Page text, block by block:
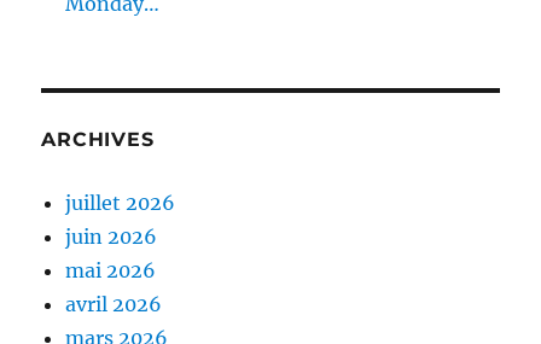
ARCHIVES
juillet 2026
juin 2026
mai 2026
avril 2026
mars 2026